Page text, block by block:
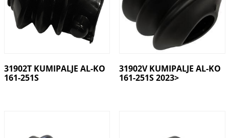
31902T KUMIPALJE AL-KO
161-251S
31902V KUMIPALJE AL-KO
161-251S 2023>